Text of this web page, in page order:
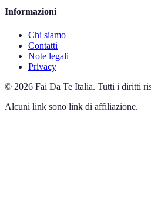
Informazioni
Chi siamo
Contatti
Note legali
Privacy
© 2026 Fai Da Te Italia. Tutti i diritti
Alcuni link sono link di affiliazione.